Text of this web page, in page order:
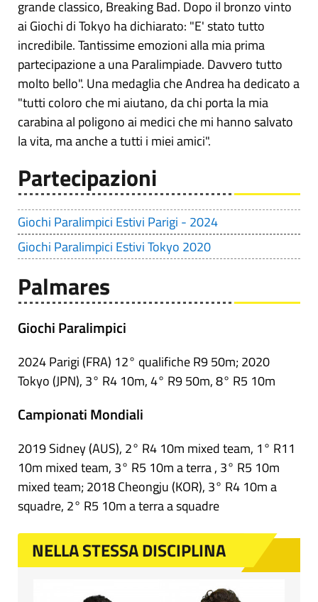
grande classico, Breaking Bad. Dopo il bronzo vinto
ai Giochi di Tokyo ha dichiarato: "E' stato tutto
incredibile. Tantissime emozioni alla mia prima
partecipazione a una Paralimpiade. Davvero tutto
molto bello". Una medaglia che Andrea ha dedicato a
"tutti coloro che mi aiutano, da chi porta la mia
carabina al poligono ai medici che mi hanno salvato
la vita, ma anche a tutti i miei amici".
Partecipazioni
Giochi Paralimpici Estivi Parigi - 2024
Giochi Paralimpici Estivi Tokyo 2020
Palmares
Giochi Paralimpici
2024 Parigi (FRA) 12° qualifiche R9 50m; 2020
Tokyo (JPN), 3° R4 10m, 4° R9 50m, 8° R5 10m
Campionati Mondiali
2019 Sidney (AUS), 2° R4 10m mixed team, 1° R11
10m mixed team, 3° R5 10m a terra , 3° R5 10m
mixed team; 2018 Cheongju (KOR), 3° R4 10m a
squadre, 2° R5 10m a terra a squadre
NELLA STESSA DISCIPLINA